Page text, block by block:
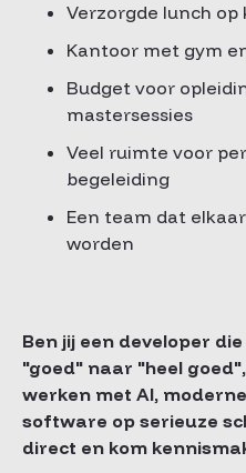
Verzorgde lunch
Kantoor met gym
Budget voor
mastersessies
Veel ruimte voor
begeleiding
Een team dat
worden
Ben jij een developer
"goed" naar "heel
werken met AI,
software op serieuze
direct en kom